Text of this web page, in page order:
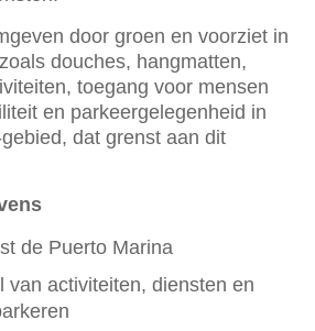
door groen en voorziet in
douches, hangmatten,
toegang voor mensen
en parkeergelegenheid in
dat grenst aan dit
de Puerto Marina
van activiteiten, diensten en